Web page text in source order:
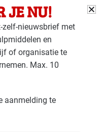
JE NU!
zelf-nieuwsbrief met
en
of organisatie te
Max. 10
aanmelding te